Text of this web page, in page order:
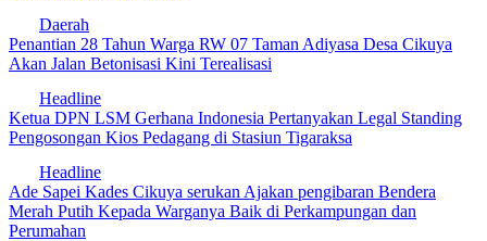
Daerah
Penantian 28 Tahun Warga RW 07 Taman Adiyasa Desa Cikuya
Akan Jalan Betonisasi Kini Terealisasi
Headline
Ketua DPN LSM Gerhana Indonesia Pertanyakan Legal Standing
Pengosongan Kios Pedagang di Stasiun Tigaraksa
Headline
Ade Sapei Kades Cikuya serukan Ajakan pengibaran Bendera
Merah Putih Kepada Warganya Baik di Perkampungan dan
Perumahan